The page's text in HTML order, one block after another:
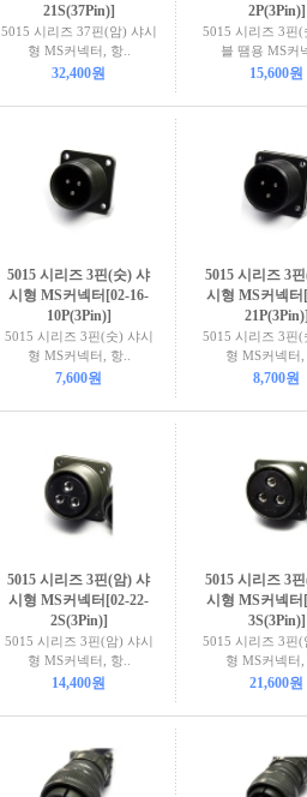
21S(37Pin)]
5015 시리즈 37핀(암) 샤시
형 MS커넥터, 항..
32,400원
2P(3Pin)]
5015 시리즈 3핀(
블 땜용 MS커
15,600원
5015 시리즈 3핀(숫) 샤
시형 MS커넥터[02-16-
10P(3Pin)]
5015 시리즈 3핀(숫) 샤시
형 MS커넥터, 항..
7,600원
5015 시리즈 3
시형 MS커넥터
5015 시리즈 3핀(
형 MS커넥터,
8,700원
5015 시리즈 3핀(암) 샤
시형 MS커넥터[02-22-
2S(3Pin)]
5015 시리즈 3핀(암) 샤시
형 MS커넥터, 항..
14,400원
5015 시리즈 3
시형 MS커넥터
3S(3Pin)]
5015 시리즈 3핀(
형 MS커넥터,
21,600원